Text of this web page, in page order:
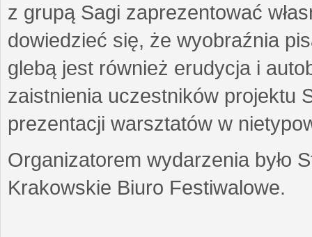
z grupą Sagi zaprezentować
dowiedzieć się, że wyobraźnia
glebą jest również erudycja i
zaistnienia uczestników projektu
prezentacji warsztatów w
Organizatorem wydarzenia było
Krakowskie Biuro Festiwalowe.